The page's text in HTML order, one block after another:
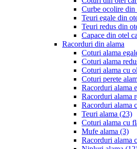
Curbe ocolire
Teuri egale din
Teuri redus din
Capace din otel
Racorduri din alama
Coturi alama
Coturi alama
Coturi alama cu
Coturi perete
Racorduri alama
Racorduri alama
Racorduri alama
Teuri alama (23)
Coturi alama cu
Mufe alama (3)
Racorduri alama